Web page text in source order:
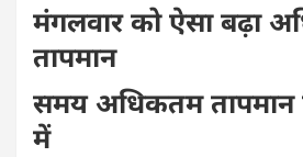
मंगलवार को ऐसा बढ़ा
तापमान
समय अधिकतम तापमान
में